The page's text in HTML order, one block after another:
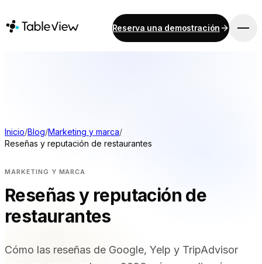
Reserva una demostración
Contabilidad
Pagos
Instant Site
SOLUCIONES
Inicio/Blog/Marketing y marca/
Reseñas y reputación de restaurantes
MARKETING Y MARCA
Reseñas y reputación de
restaurantes
Cómo las reseñas de Google, Yelp y TripAdvisor